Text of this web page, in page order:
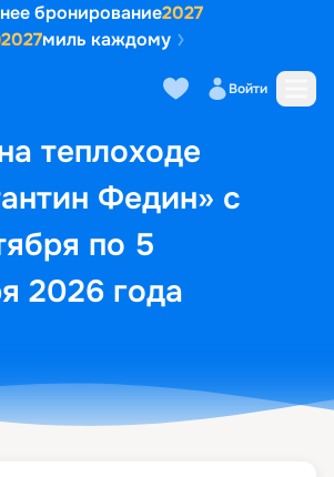
бронирование2027
2027миль каждому
Войти
теплоходе
Федин» с
по 5
2026 года
Выбор кают Маршрут и